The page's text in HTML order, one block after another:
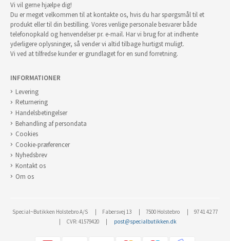
Vi vil gerne hjælpe dig!
Du er meget velkommen til at kontakte os, hvis du har spørgsmål til et
produkt eller til din bestilling. Vores venlige personale besvarer både
telefonopkald og henvendelser pr. e-mail. Har vi brug for at indhente
yderligere oplysninger, så vender vi altid tilbage hurtigst muligt.
Vi ved at tilfredse kunder er grundlaget for en sund forretning.
INFORMATIONER
Levering
Returnering
Handelsbetingelser
Behandling af persondata
Cookies
Cookie-præferencer
Nyhedsbrev
Kontakt os
Om os
Special~Butikken Holstebro A/S Fabersvej 13 7500 Holstebro
97 41 42 77
CVR: 41579420
post@specialbutikken.dk